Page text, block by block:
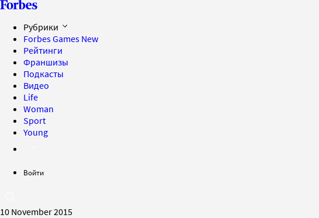
Рубрики
Forbes Games New
Рейтинги
Франшизы
Подкасты
Видео
Life
Woman
Sport
Young
Войти
10 November 2015